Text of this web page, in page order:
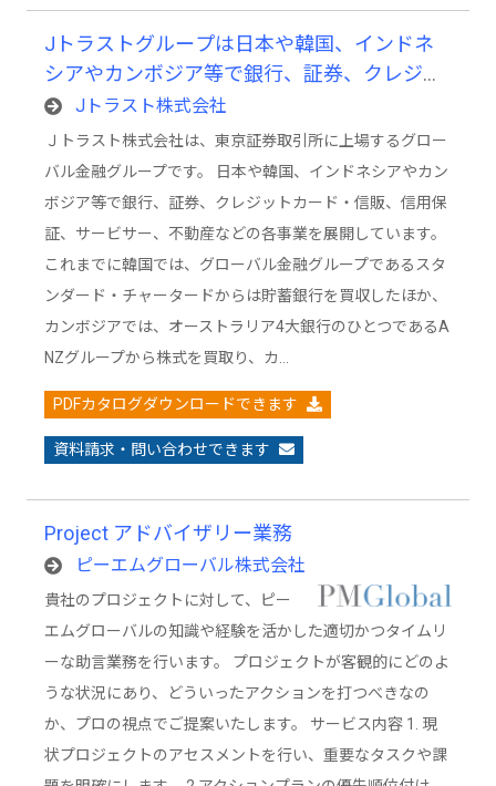
Jトラストグループは日本や韓国、インドネ
シアやカンボジア等で銀行、証券、クレジッ
トカード・信販、信用保証、サービサー、不
動産などの各事業を展開しています。
Jトラスト株式会社
Ｊトラスト株式会社は、東京証券取引所に上場するグロー
バル金融グループです。 日本や韓国、インドネシアやカン
ボジア等で銀行、証券、クレジットカード・信販、信用保
証、サービサー、不動産などの各事業を展開しています。
これまでに韓国では、グローバル金融グループであるスタ
ンダード・チャータードからは貯蓄銀行を買収したほか、
カンボジアでは、オーストラリア4大銀行のひとつであるA
NZグループから株式を買取り、カ…
PDFカタログダウンロードできます
資料請求・問い合わせできます
Project アドバイザリー業務
ピーエムグローバル株式会社
貴社のプロジェクトに対して、ピー
エムグローバルの知識や経験を活かした適切かつタイムリ
ーな助言業務を行います。 プロジェクトが客観的にどのよ
うな状況にあり、どういったアクションを打つべきなの
か、プロの視点でご提案いたします。 サービス内容 1. 現
状プロジェクトのアセスメントを行い、重要なタスクや課